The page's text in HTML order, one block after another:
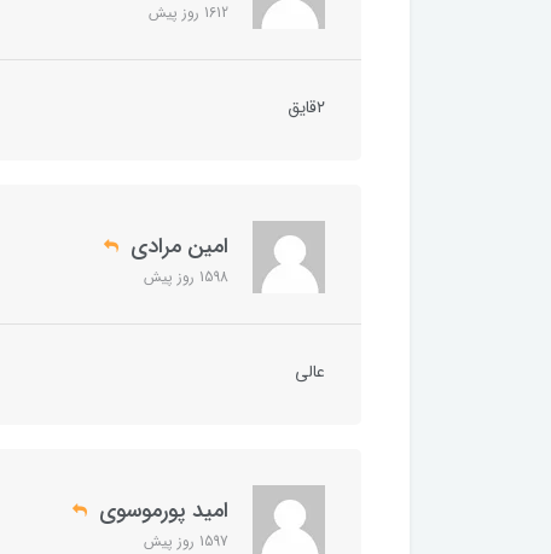
1612 روز پیش
۲قایق
امین مرادی
1598 روز پیش
عالی
امید پورموسوی
1597 روز پیش